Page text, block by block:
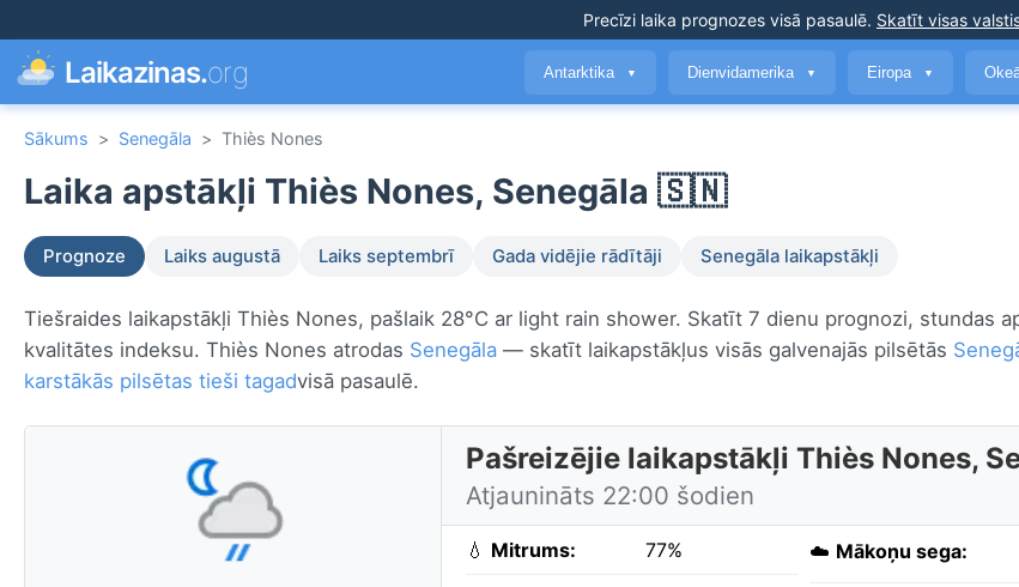
Precīzi laika prognozes visā pasaulē. Skatīt visas
Laikazinas.org Antarktika ▼ Dienvidamerika ▼ Eiropa ▼
Sākums > Senegāla > Thiès Nones
Laika apstākļi Thiès Nones, Senegāla 🇸🇳
Prognoze Laiks augustā Laiks septembrī Gada vidējie rādītāji Senegāla laikapstākļi
Tiešraides laikapstākļi Thiès Nones, pašlaik 28°C ar light rain shower. Skatīt 7 dienu prognozi, stundas
kvalitātes indeksu. Thiès Nones atrodas Senegāla — skatīt laikapstākļus visās galvenajās pilsētās
karstākās pilsētas tieši tagadvisā pasaulē.
Pašreizējie laikapstākļi Thiès Nones,
Atjaunināts 22:00 šodien
💧 Mitrums: 77% ☁️ Mākoņu sega: